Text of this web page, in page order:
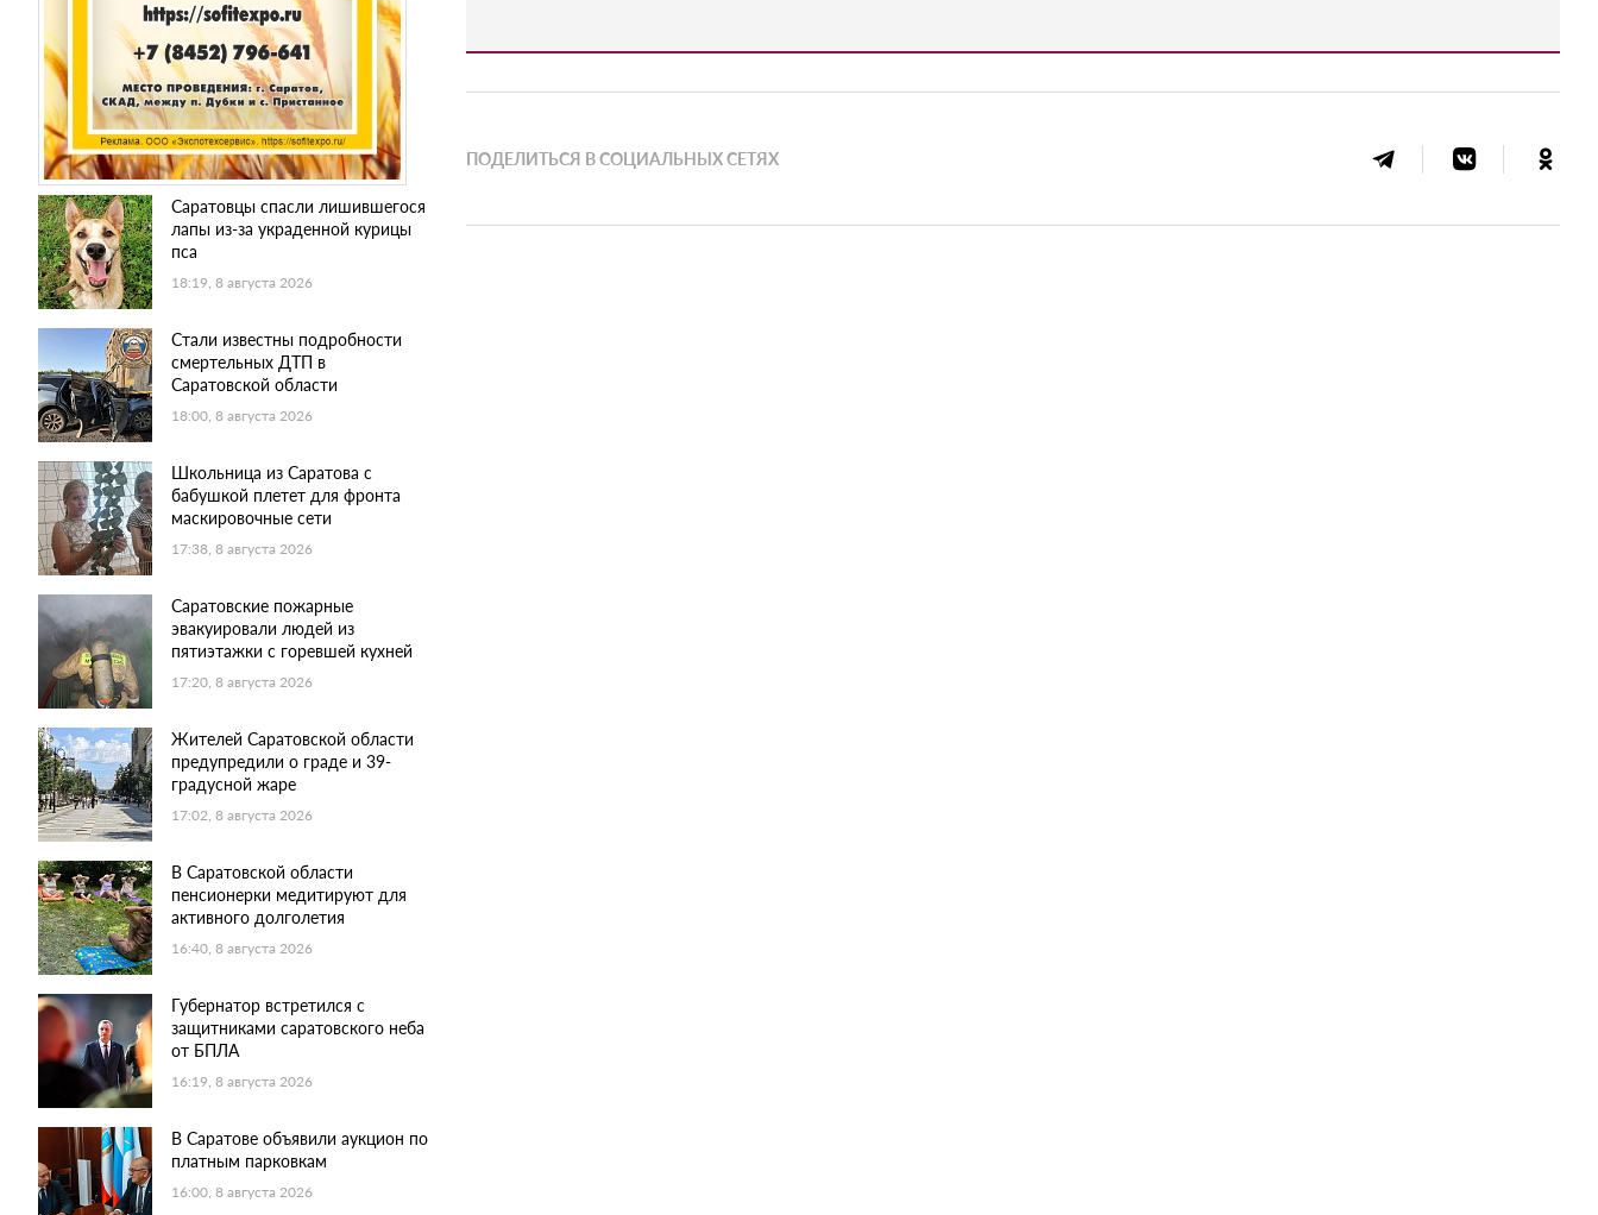
Саратовцы спасли лишившегося
лапы из-за украденной курицы
пса
18:19, 8 августа 2026
Стали известны подробности
смертельных ДТП в
Саратовской области
18:00, 8 августа 2026
Школьница из Саратова с
бабушкой плетет для фронта
маскировочные сети
17:38, 8 августа 2026
Саратовские пожарные
эвакуировали людей из
пятиэтажки с горевшей кухней
17:20, 8 августа 2026
Жителей Саратовской области
предупредили о граде и 39-
градусной жаре
17:02, 8 августа 2026
В Саратовской области
пенсионерки медитируют для
активного долголетия
16:40, 8 августа 2026
Губернатор встретился с
защитниками саратовского неба
от БПЛА
16:19, 8 августа 2026
В Саратове объявили аукцион по
платным парковкам
16:00, 8 августа 2026
ПОДЕЛИТЬСЯ В СОЦИАЛЬНЫХ СЕТЯХ